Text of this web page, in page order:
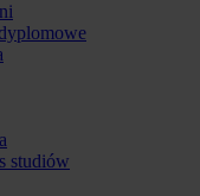
studiów